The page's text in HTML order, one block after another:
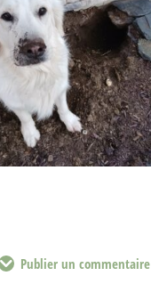
Publier un commentaire